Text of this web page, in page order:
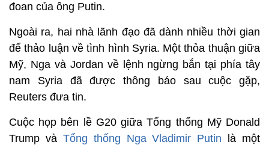
đoan của ông Putin.
Ngoài ra, hai nhà lãnh đạo đã dành nhiều thời gian
để thảo luận về tình hình Syria. Một thỏa thuận giữa
Mỹ, Nga và Jordan về lệnh ngừng bắn tại phía tây
nam Syria đã được thông báo sau cuộc gặp,
Reuters đưa tin.
Cuộc họp bên lề G20 giữa Tổng thống Mỹ Donald
Trump và Tổng thống Nga Vladimir Putin là một